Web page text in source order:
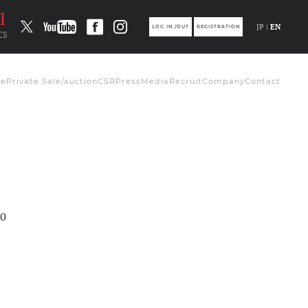
LOG IN /OUT REGISTRATION JP | EN
Private Sale/auctionCSRPress Media RecruitCompanyContact
0